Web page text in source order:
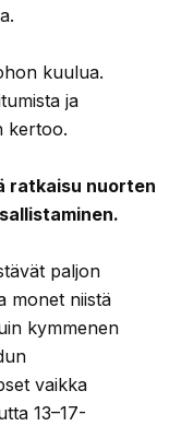
kuulua.
ja
kertoo.
ratkaisu nuorten
paljon
monet niistä
kymmenen
vaikka
13–17-